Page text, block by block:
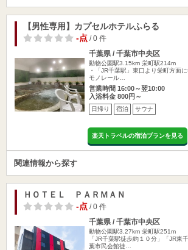
【男性専用】カプセルホテルふらる
-点/ 0 件
千葉県 / 千葉市中央区
動物公園駅3.15km 栄町駅214m
・「JR千葉駅」東口より栄町方面
モノレール…
営業時間 16:00～翌10:00
入浴料金 800円～
日帰り 宿泊 サウナ
楽天トラベルの宿泊プランを見る
関連情報から探す
ＨＯＴＥＬ ＰＡＲＭＡＮ
-点/ 0 件
千葉県 / 千葉市中央区
動物公園駅3.27km 栄町駅251m
「JR千葉駅徒歩約１０分」「JR東
葉市民会館徒…